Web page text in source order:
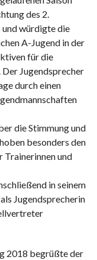
des 2.
und würdigte die
A-Jugend in der
für die
Der Jugendsprecher
durch einen
die Stimmung und
besonders den
Trainerinnen und
in seinem
Jugendsprecherin
2018 begrüßte der